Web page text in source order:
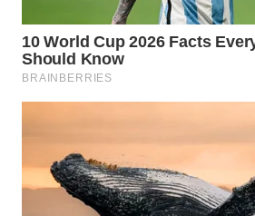
agentes emolientes e evitar
agressivos, excesso de
álcool, que aumentam o
desconforto após a lavagem.